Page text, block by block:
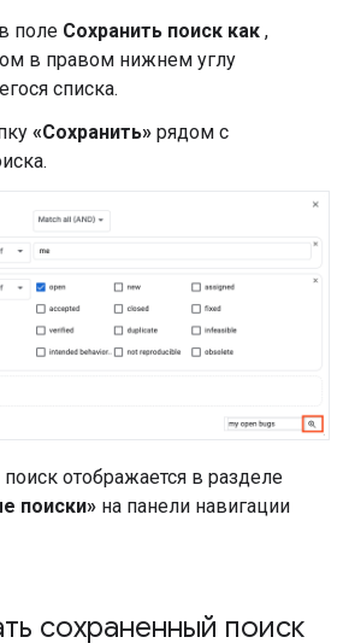
поле Сохранить поиск как ,
в правом нижнем углу
списка.
«Сохранить» рядом с
отображается в разделе
поиски» на панели навигации
сохраненный поиск